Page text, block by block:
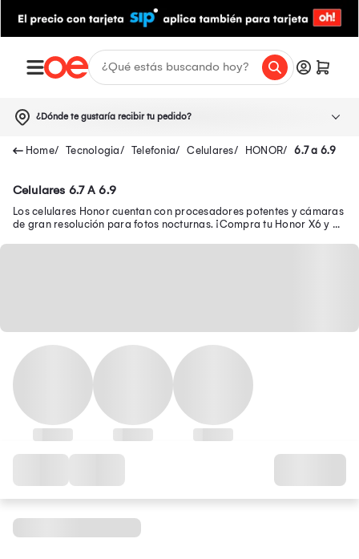
¿Dónde te gustaría recibir tu pedido?
Tecnologia Telefonia Celulares HONOR 6.7 a 6.9
Celulares 6.7 A 6.9
Los celulares Honor cuentan con procesadores potentes y cámaras
de gran resolución para fotos nocturnas. ¡Compra tu Honor X6 y X8